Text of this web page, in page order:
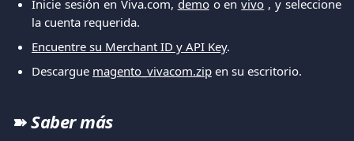
Inicie sesión en Viva.com, demoo envivo , y seleccione
la cuenta requerida.
Encuentre su Merchant ID y API Key.
Descargue magento_vivacom.zip en su escritorio.
➽Saber más